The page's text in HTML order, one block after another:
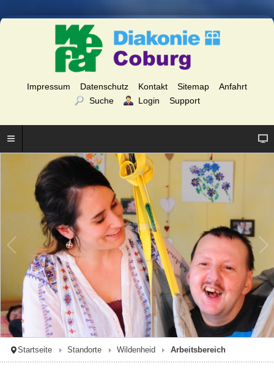
Impressum Datenschutz Kontakt Sitemap
Anfahrt
Suche
Login Support
Startseite Standorte Wildenheid Arbeitsbereich